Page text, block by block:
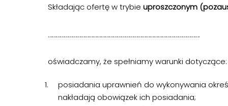
Składając ofertę w trybie uproszczonym
………………………………………………………………………………………………….
oświadczamy, że spełniamy warunki dotyczące:
posiadania uprawnień do wykonywania
nakładają obowiązek ich posiadania;